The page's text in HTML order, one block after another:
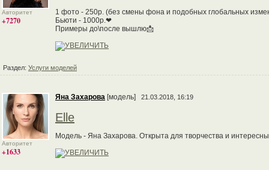
Авторитет
+7270
1 фото - 250р. (без смены фона и подобных глобальных
Бьюти - 1000р.❤
Примеры до\после вышлю📩
Раздел: Услуги моделей
Авторитет
+1633
Яна Захарова [модель] 21.03.2018, 16:19
Elle
Модель - Яна Захарова. Открыта для творчества и